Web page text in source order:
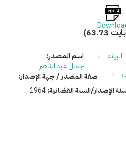
البيئة
الإصدار/السنة القضائية:1964
اسم المصدر:
جمال عبد الناصر
صفة المصدر / جهة الإصدار: